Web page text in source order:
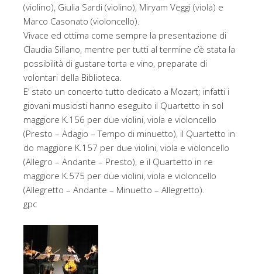
(violino), Giulia Sardi (violino), Miryam Veggi (viola) e
Marco Casonato (violoncello).
Vivace ed ottima come sempre la presentazione di
Claudia Sillano, mentre per tutti al termine c’è stata la
possibilità di gustare torta e vino, preparate di
volontari della Biblioteca.
E’ stato un concerto tutto dedicato a Mozart; infatti i
giovani musicisti hanno eseguito il Quartetto in sol
maggiore K.156 per due violini, viola e violoncello
(Presto – Adagio – Tempo di minuetto), il Quartetto in
do maggiore K.157 per due violini, viola e violoncello
(Allegro – Andante – Presto), e il Quartetto in re
maggiore K.575 per due violini, viola e violoncello
(Allegretto – Andante – Minuetto – Allegretto).
gpc